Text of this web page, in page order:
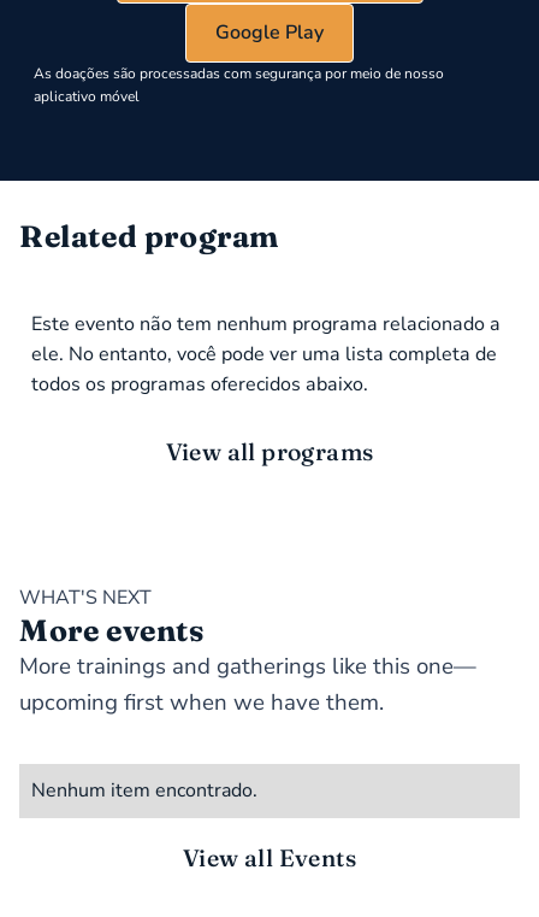
Google Play
As doações são processadas com segurança por meio de nosso
aplicativo móvel
Related program
Este evento não tem nenhum programa relacionado a
ele. No entanto, você pode ver uma lista completa de
todos os programas oferecidos abaixo.
View all programs
WHAT'S NEXT
More events
More trainings and gatherings like this one—
upcoming first when we have them.
Nenhum item encontrado.
View all Events